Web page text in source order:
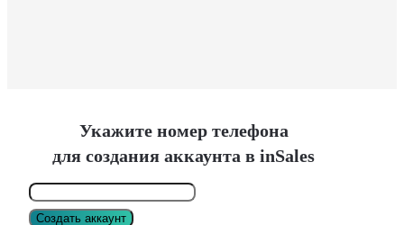
Укажите номер телефона
для создания аккаунта в inSales
Создать аккаунт